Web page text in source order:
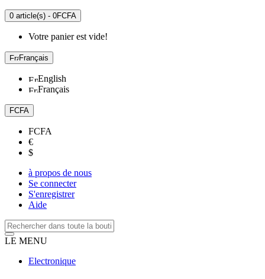
0 article(s) - 0FCFA
Votre panier est vide!
Français
English
Français
FCFA
FCFA
€
$
à propos de nous
Se connecter
S'enregistrer
Aide
LE MENU
Electronique